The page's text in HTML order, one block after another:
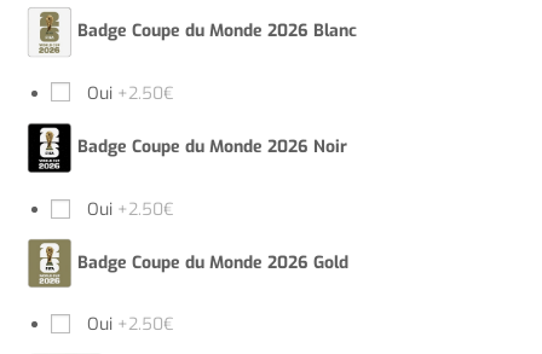
Badge Coupe du Monde 2026 Blanc
Oui +2.50€
Badge Coupe du Monde 2026 Noir
Oui +2.50€
Badge Coupe du Monde 2026 Gold
Oui +2.50€